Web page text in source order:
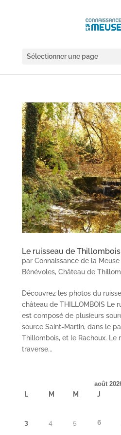
Sélectionner une page
Le ruisseau de Thillombois
par Connaissance de la Meuse|
Bénévoles, Château de
Découvrez les photos du
château de THILLOMBOIS Le
est composé de plusieurs
source Saint-Martin, dans le
Thillombois, et le Rachoux. Le
traverse...
août
L M M J
3
4 5 6